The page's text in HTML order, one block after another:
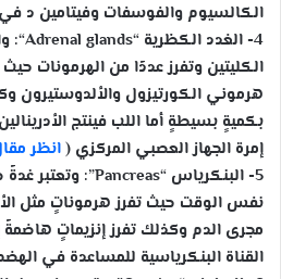
الكالسيوم والفوسفات وفيتامين د
4- الغدد الكظرية “Adrenal glands
“:
الكليتين وتفرز عددًا من الهرمونات حيث
هرموني الكورتيزول والألدوستيرون
بكميةٍ بسيطةٍ أما اللب فينتج
إمرة الجهاز العصبي المركزي (انظر
5- البنكرياس “Pancreas”
: وتعتبر غدةً
نفس الوقت حيث تفرز هرموناتٍ مثل
مجرى الدم وكذلك تفرز إنزيماتٍ هاضمةً
القناة البنكرياسية للمساعدة في